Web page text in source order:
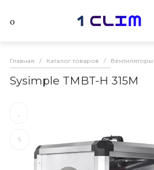
Главная / Каталог товаров / Вентиляторы
Sysimple TMBT-H 315M